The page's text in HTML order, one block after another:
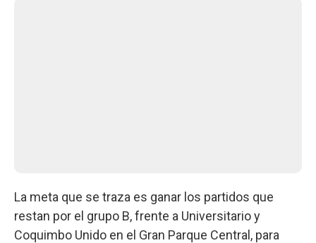
La meta que se traza es ganar los partidos que
restan por el grupo B, frente a Universitario y
Coquimbo Unido en el Gran Parque Central, para